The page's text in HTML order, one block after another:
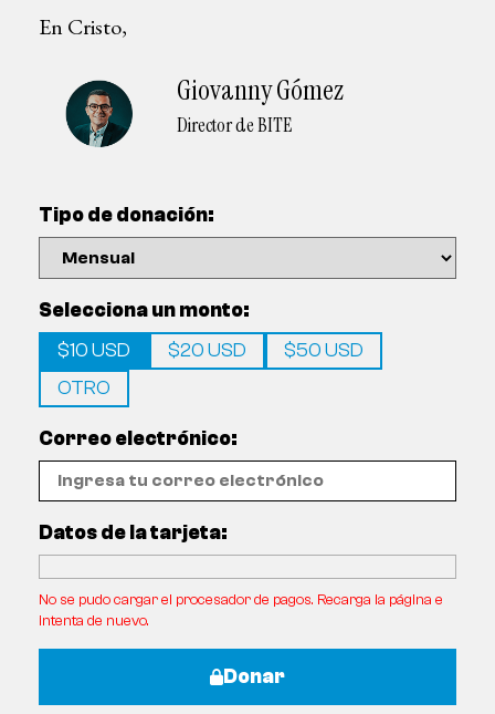
En Cristo,
Giovanny Gómez
Director de BITE
Tipo de donación:
Selecciona un monto:
$10 USD
$20 USD
$50 USD
OTRO
Correo electrónico:
Datos de la tarjeta:
No se pudo cargar el procesador de pagos. Recarga la página e
intenta de nuevo.
Donar